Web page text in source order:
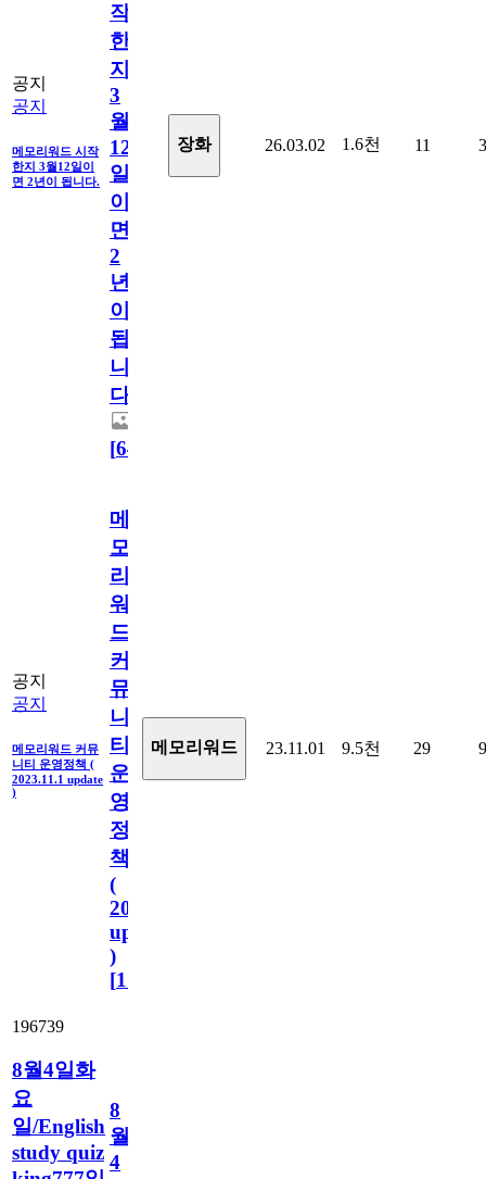
공지
공지
메모리워드 시작
한지 3월12일이
면 2년이 됩니다.
작
한
지
3
월
12
일
이
면
2
년
이
됩
니
다.
[64
장화 26.03.02 1.6천 11 3
공지
공지
메모리워드 커뮤
니티 운영정책 (
2023.11.1 update
)
메
모
리
워
드
커
뮤
니
티
운
영
정
책
(
2023.11.1
update
)
[110
메모리워드 23.11.01 9.5천 29 9
196739
8월4일화
요
일/English
study quiz
8
월
4